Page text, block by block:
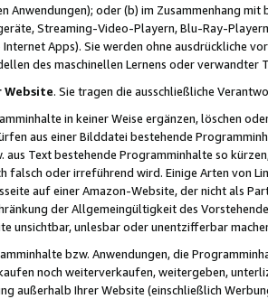
Anwendungen); oder (b) im Zusammenhang
Streaming-Video-Playern, Blu-Ray-
Internet Apps). Sie werden ohne ausdrückliche
des maschinellen Lernens oder
Website. Sie tragen die ausschließliche
in keiner Weise ergänzen, löschen
aus einer Bilddatei bestehende
aus Text bestehende Programminhalte so
falsch oder irreführend wird. Einige Arten von
auf einer Amazon-Website, der nicht als
der Allgemeingültigkeit des
unsichtbar, unlesbar oder unentzifferbar
bzw. Anwendungen, die
noch weiterverkaufen, weitergeben,
außerhalb Ihrer Website (einschließlich